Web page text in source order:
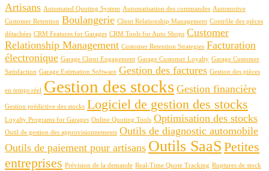
Artisans Automated Quoting System Automatisation des commandes Automotive
Customer Retention Boulangerie Client Relationship Management Contrôle des pièces
détachées CRM Features for Garages CRM Tools for Auto Shops Customer
Relationship Management Customer Retention Strategies Facturation
électronique Garage Client Engagement Garage Customer Loyalty Garage Customer
Satisfaction Garage Estimation Software Gestion des factures Gestion des pièces
en temps réel Gestion des stocks Gestion financière
Gestion prédictive des stocks Logiciel de gestion des stocks
Loyalty Programs for Garages Online Quoting Tools Optimisation des stocks
Outil de gestion des approvisionnements Outils de diagnostic automobile
Outils de paiement pour artisans Outils SaaS Petites
entreprises Prévision de la demande Real-Time Quote Tracking Ruptures de stock